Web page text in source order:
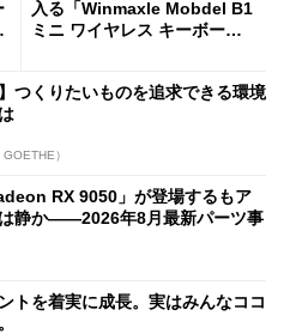
入る「Winmaxle Mobdel B1
ミニ ワイヤレス キーボー
】つくりたいものを追求できる環境
）
RX 9050」が登場するもア
静か――2026年8月最新パーツ事
トを着実に成長。実はみんなココ